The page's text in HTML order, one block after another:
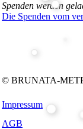
Spenden werden
Die Spenden vom
Facebook
© BRUNATA-
Impressum
AGB